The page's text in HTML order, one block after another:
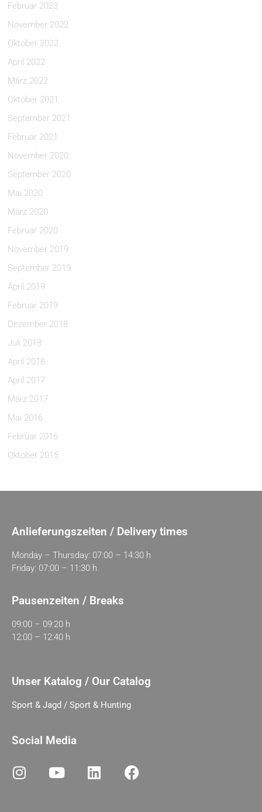
Februar 2023
November 2022
Oktober 2022
April 2022
März 2022
Oktober 2021
September 2021
Februar 2021
November 2020
September 2020
Mai 2020
März 2020
Februar 2020
November 2019
September 2019
April 2019
Februar 2019
Dezember 2018
Juli 2018
April 2018
April 2017
März 2017
Mai 2016
Februar 2016
Oktober 2015
Anlieferungszeiten / Delivery times
Monday – Thursday: 07:00 – 14:30 h
Friday: 07:00 – 11:30 h
Pausenzeiten / Breaks
09:00 – 09:20 h
12:00 – 12:40 h
Unser Katalog / Our Catalog
Sport & Jagd / Sport & Hunting
Social Media